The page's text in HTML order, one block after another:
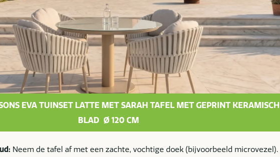
EVA TUINSET LATTE MET SARAH TAFEL MET GEPRINT KERAMISCH
BLAD Ø 120 CM
Neem de tafel af met een zachte, vochtige doek (bijvoorbeeld microvezel).